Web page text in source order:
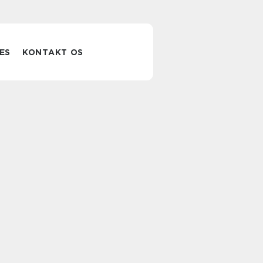
KONTAKT OS